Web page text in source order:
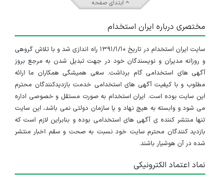
ابتدای صفحه
مختصری درباره ایران استخدام
سایت ایران استخدام در تاریخ ۱۳۹۱/۱/۱۰ راه اندازی شد و با تلاش گروهی
و روزانه مدیران و نویسندگان خود در جهت تبدیل شدن به مرجع بروز
آگهی های استخدامی گام برداشت. سعی همیشگی همکاران ما ارائه
مطلوب و با کیفیت آگهی های استخدامی خدمت بازدیدکنندگان محترم
این سایت بوده است. ایران استخدام به صورت مستقل و خصوصی اداره
می شود و وابسته به هیچ نهاد و یا سازمان دولتی نمی باشد، این سایت
تنها منتشر کننده ی آگهی های استخدامی بوده و بنابراین لازم است که
بازدید کنندگان محترم سایت خود نسبت به صحت و سقم اخبار منتشر
شده در آن هوشیار باشند.
نماد اعتماد الکترونیکی